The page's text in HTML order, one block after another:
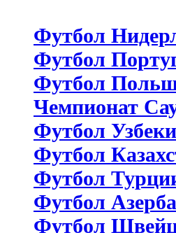
Футбол
Футбол
Футбол
Чемпионат
Футбол
Футбол
Футбол
Футбол
Футбол